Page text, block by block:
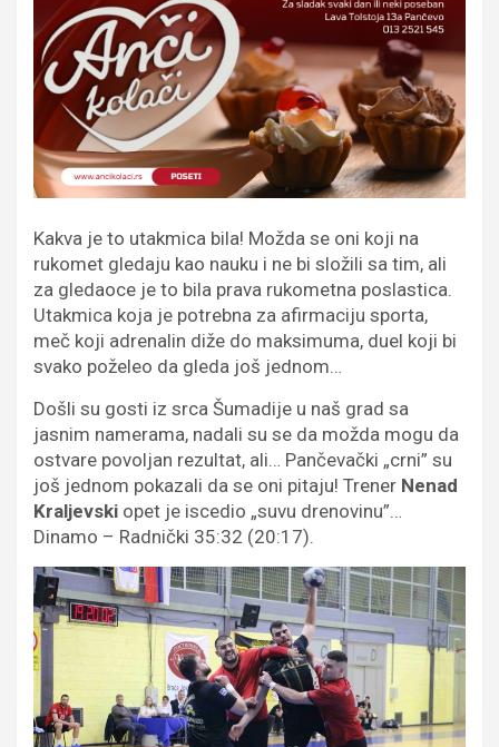
Kakva je to utakmica bila! Možda se oni koji na
rukomet gledaju kao nauku i ne bi složili sa tim, ali
za gledaoce je to bila prava rukometna poslastica.
Utakmica koja je potrebna za afirmaciju sporta,
meč koji adrenalin diže do maksimuma, duel koji bi
svako poželeo da gleda još jednom…
Došli su gosti iz srca Šumadije u naš grad sa
jasnim namerama, nadali su se da možda mogu da
ostvare povoljan rezultat, ali… Pančevački „crni” su
još jednom pokazali da se oni pitaju! Trener Nenad
Kraljevski opet je iscedio „suvu drenovinu”…
Dinamo – Radnički 35:32 (20:17).